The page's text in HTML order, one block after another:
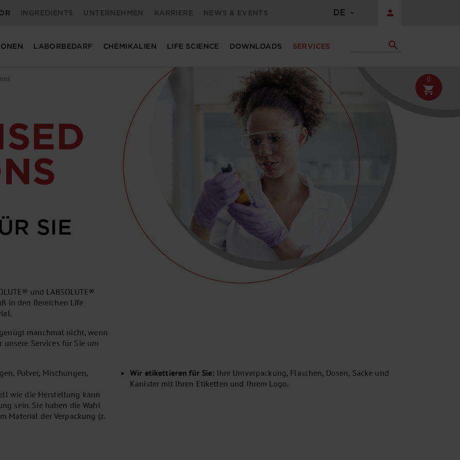
INGREDIENTS UNTERNEHMEN KARRIERE NEWS & EVENTS DE person
LABORBEDARF CHEMIKALIEN LIFE SCIENCE DOWNLOADS SERVICES search
0
shopping_cart
SIE
und LABSOLUTE®
in den Bereichen Life
manchmal nicht, wenn
Services für Sie um
Pulver, Mischungen,
wie die Herstellung kann
sein. Sie haben die Wahl
Material der Verpackung (z.
Wir etikettieren für Sie: Ihre Umverpackung, Flaschen, Dosen, Säcke und
Kanister mit Ihren Etiketten und Ihrem Logo.